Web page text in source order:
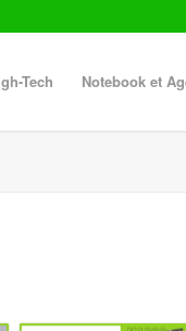
Tech Notebook et